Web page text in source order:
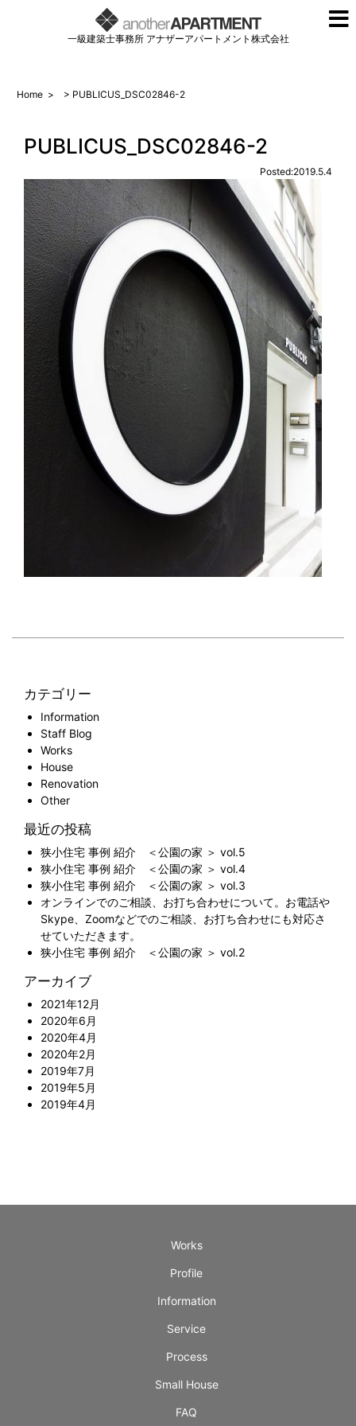
一級建築士事務所 アナザーアパートメント株式会社
Home > > PUBLICUS_DSC02846-2
PUBLICUS_DSC02846-2
Posted:2019.5.4
カテゴリー
Information
Staff Blog
Works
House
Renovation
Other
最近の投稿
狭小住宅 事例 紹介 ＜公園の家 ＞ vol.5
狭小住宅 事例 紹介 ＜公園の家 ＞ vol.4
狭小住宅 事例 紹介 ＜公園の家 ＞ vol.3
オンラインでのご相談、お打ち合わせについて。お電話や
Skype、Zoomなどでのご相談、お打ち合わせにも対応さ
せていただきます。
狭小住宅 事例 紹介 ＜公園の家 ＞ vol.2
アーカイブ
2021年12月
2020年6月
2020年4月
2020年2月
2019年7月
2019年5月
2019年4月
Works
Profile
Information
Service
Process
Small House
FAQ